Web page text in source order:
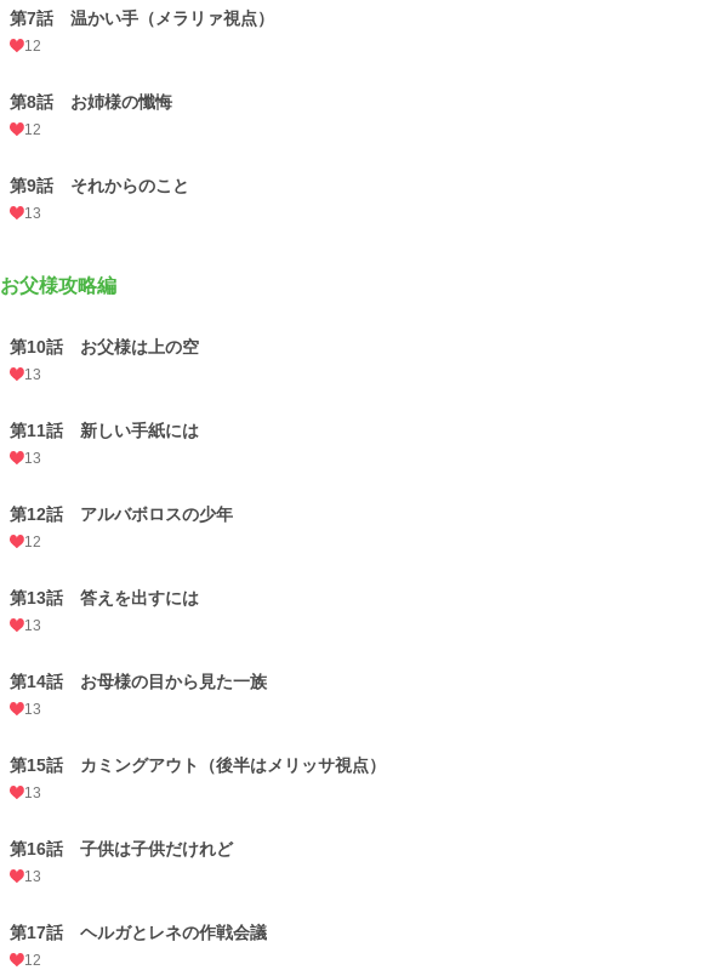
第7話 温かい手（メラリァ視点）
12
第8話 お姉様の懺悔
12
第9話 それからのこと
13
お父様攻略編
第10話 お父様は上の空
13
第11話 新しい手紙には
13
第12話 アルバボロスの少年
12
第13話 答えを出すには
13
第14話 お母様の目から見た一族
13
第15話 カミングアウト（後半はメリッサ視点）
13
第16話 子供は子供だけれど
13
第17話 ヘルガとレネの作戦会議
12